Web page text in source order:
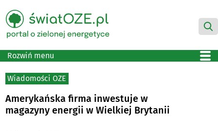
Rozwiń menu
Wiadomości OZE
Amerykańska firma inwestuje w
magazyny energii w Wielkiej Brytanii